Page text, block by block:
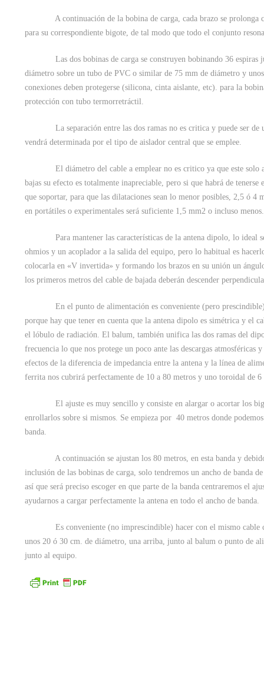
A continuación de la bobina de carga, cada brazo se prolonga
para su correspondiente bigote, de tal modo que todo el conjunto
Las dos bobinas de carga se construyen bobinando 36 espiras
diámetro sobre un tubo de PVC o similar de 75 mm de diámetro y
conexiones deben protegerse (silicona, cinta aislante, etc). para la
protección con tubo termorretráctil.
La separación entre las dos ramas no es critica y puede ser de
vendrá determinada por el tipo de aislador central que se emplee.
El diámetro del cable a emplear no es critico ya que este solo
bajas su efecto es totalmente inapreciable, pero si que habrá de
que soportar, para que las dilataciones sean lo menor posibles, 2,5 ó 4
en portátiles o experimentales será suficiente 1,5 mm2 o incluso
Para mantener las características de la antena dipolo, lo ideal
ohmios y un acoplador a la salida del equipo, pero lo habitual es
colocarla en «V invertida» y formando los brazos en su unión un
los primeros metros del cable de bajada deberán descender
En el punto de alimentación es conveniente (pero
porque hay que tener en cuenta que la antena dipolo es simétrica y el
el lóbulo de radiación. El balum, también unifica las dos ramas del
frecuencia lo que nos protege un poco ante las descargas
efectos de la diferencia de impedancia entre la antena y la línea de
ferrita nos cubrirá perfectamente de 10 a 80 metros y uno toroidal de
El ajuste es muy sencillo y consiste en alargar o acortar los
enrollarlos sobre si mismos. Se empieza por 40 metros donde
banda.
A continuación se ajustan los 80 metros, en esta banda y
inclusión de las bobinas de carga, solo tendremos un ancho de banda
así que será preciso escoger en que parte de la banda centraremos el
ayudarnos a cargar perfectamente la antena en todo el ancho de
Es conveniente (no imprescindible) hacer con el mismo cable
unos 20 ó 30 cm. de diámetro, una arriba, junto al balum o punto de
junto al equipo.